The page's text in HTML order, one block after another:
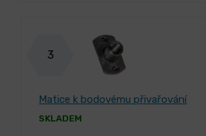
3
Matice k bodovému přivařování
SKLADEM